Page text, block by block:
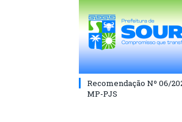
Recomendação Nº 06/
MP-PJS